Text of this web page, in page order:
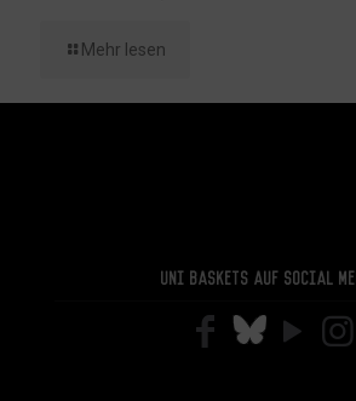
Mehr lesen
Uni Baskets auf Social